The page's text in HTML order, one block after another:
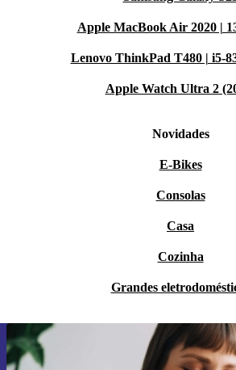
Apple MacBook Air 2020 |
Lenovo ThinkPad T480 | i5-
Apple Watch Ultra 2
Novidades
E-Bikes
Consolas
Casa
Cozinha
Grandes
Subscreve a nossa